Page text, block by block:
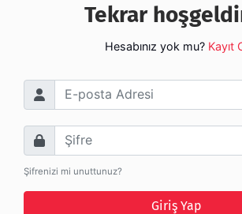
Tekrar
Hesabınız yok mu? Kayıt
E-posta Adresi
Şifre
Şifrenizi mi unuttunuz?
Giriş Yap